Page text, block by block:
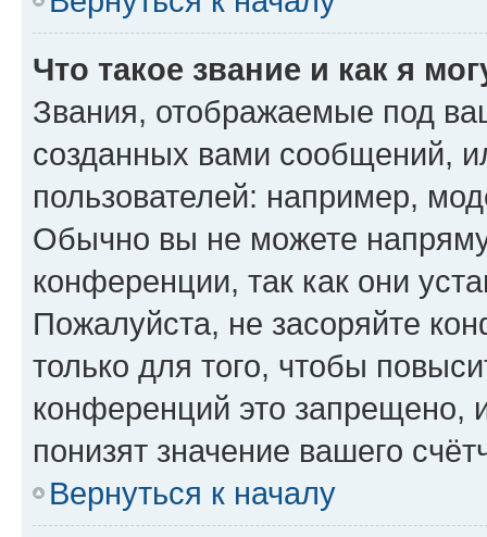
Что такое звание и как я
Звания, отображаемые под
созданных вами сообщений,
пользователей: например,
Обычно вы не можете
конференции, так как они
Пожалуйста, не засоряйте
только для того, чтобы
конференций это запрещено,
понизят значение вашего
Вернуться к началу